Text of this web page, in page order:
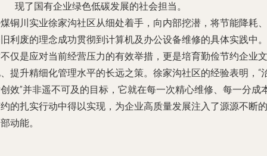
现了国有企业绿色低碳发展的社会担当。
铜川实业徐家沟社区从细处着手，向内部挖潜，将节能降耗、
利废的理念成功贯彻到计算机及办公设备维修的具体实践中。
仅是应对当前经营压力的有效举措，更是培育勤俭节约企业文
提升精细化管理水平的长远之策。徐家沟社区的经验表明，“
效”并非遥不可及的目标，它就在每一次精心维修、每一分成
的扎实行动中得以实现，为企业高质量发展注入了源源不断的
动能。